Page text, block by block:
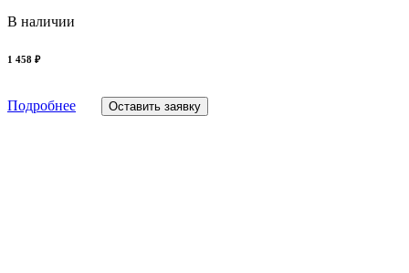
В наличии
1 458 ₽
Подробнее Оставить заявку